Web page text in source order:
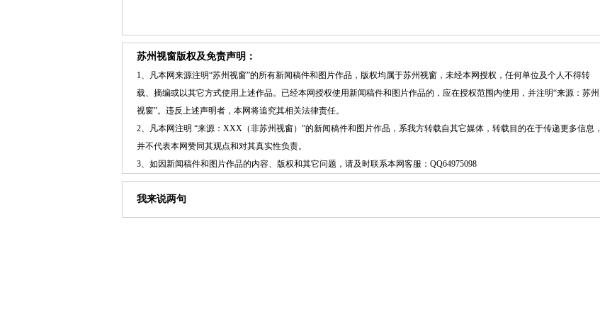
苏州视窗版权及免责声明：
1、凡本网来源注明“苏州视窗”的所有新闻稿件和图片作品，版权均属于苏州视窗，未经本网授权，任何单位及个人不得转
载、摘编或以其它方式使用上述作品。已经本网授权使用新闻稿件和图片作品的，应在授权范围内使用，并注明“来源：苏州
视窗”。违反上述声明者，本网将追究其相关法律责任。
2、凡本网注明 “来源：XXX（非苏州视窗）”的新闻稿件和图片作品，系我方转载自其它媒体，转载目的在于传递更多信息，
并不代表本网赞同其观点和对其真实性负责。
3、如因新闻稿件和图片作品的内容、版权和其它问题，请及时联系本网客服： QQ64975098
我来说两句